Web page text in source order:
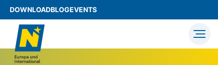
DOWNLOADBLOGEVENTS